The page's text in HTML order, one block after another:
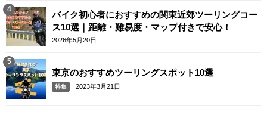
バイク初心者におすすめの関東近郊ツーリングコー
ス10選｜距離・難易度・マップ付きで安心！
2026年5月20日
東京のおすすめツーリングスポット10選
特集 2023年3月21日